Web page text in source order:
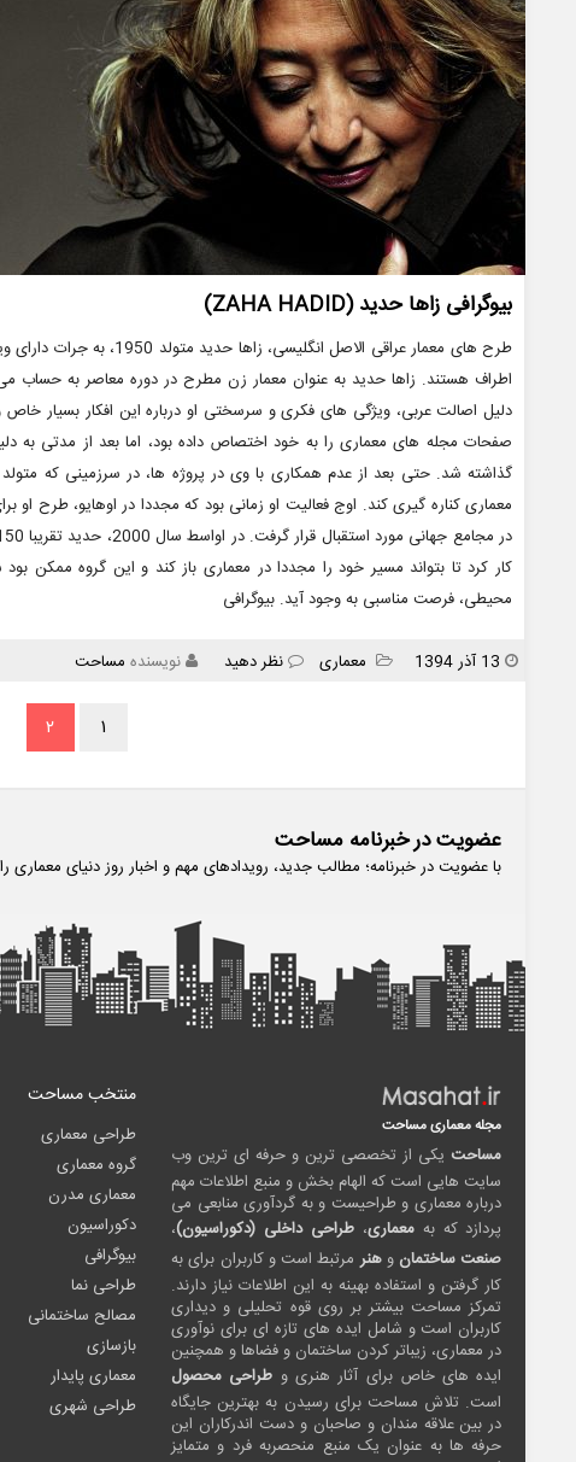
بیوگرافی زاها حدید (ZAHA HADID)
طرح های معمار عراقی الاصل
اطراف هستند. زاها حدید به عنوان معمار زن مطرح در دوره معاصر به
دلیل اصالت عربی، ویژگی های فکری و سرسختی او درباره این افکار بسیار
صفحات مجله های معماری را به خود اختصاص داده بود، اما بعد از مدتی به
معماری کناره گیری کند. اوج فعالیت او زمانی بود که مجددا در اوهایو، طرح او
کار کرد تا بتواند مسیر خود را مجددا در معماری باز کند و این گروه ممکن بود
محیطی، فرصت مناسبی به وجود آید. بیوگرافی
انتشار
13 آذر 1394
دسته
معماری نظر دهید نویسنده مساحت
۱ ۲
عضویت در خبرنامه مساحت
با عضویت در خبرنامه؛ مطالب جدید، رویدادهای مهم و اخبار روز دنیای معماری
مجله معماری مساحت
مساحت یکی از تخصصی ترین و حرفه ای ترین وب
سایت هایی است که الهام بخش و منبع اطلاعات مهم
درباره معماری و طراحیست و به گردآوری منابعی می
پردازد که بهمعماری،طراحی داخلی (دکوراسیون)،
صنعت ساختمان وهنرمرتبط است و کاربران برای به
کار گرفتن و استفاده بهینه به این اطلاعات نیاز دارند.
تمرکز مساحت بیشتر بر روی قوه تحلیلی و دیداری
کاربران است و شامل ایده های تازه ای برای نوآوری
در معماری، زیباتر کردن ساختمان و فضاها و همچنین
ایده های خاص برای آثار هنری و طراحی محصول
است. تلاش مساحت برای رسیدن به بهترین جایگاه
در بین علاقه مندان و صاحبان و دست اندرکاران این
حرفه ها به عنوان یک منبع منحصربه فرد و متمایز
منتخب مساحت
طراحی معماری
گروه معماری
معماری مدرن
دکوراسیون
بیوگرافی
طراحی نما
مصالح ساختمانی
بازسازی
معماری پایدار
طراحی شهری